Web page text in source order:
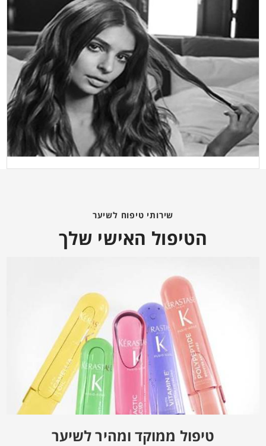
שירותי טיפוח לשיער
הטיפול האישי שלך
טיפול ממוקד ומהיר לשיער